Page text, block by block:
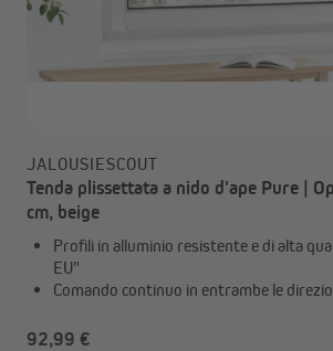
JALOUSIESCOUT
Tenda plissettata a nido d'ape Pure |
cm, beige
Profili in alluminio resistente e di alta
EU"
Comando continuo in entrambe le
92,99 €